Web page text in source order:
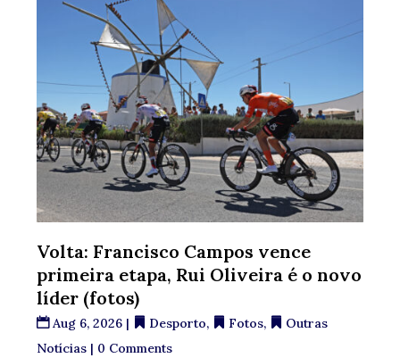
Volta: Francisco Campos vence
primeira etapa, Rui Oliveira é o novo
líder (fotos)
Aug 6, 2026 | Desporto, Fotos,
Outras
Notícias | 0 Comments